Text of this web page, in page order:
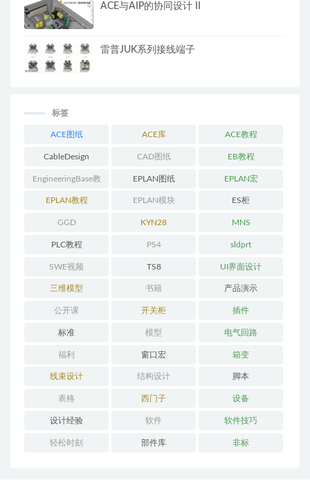
ACE与AIP的协同设计 II
雷普JUK系列接线端子
标签
ACE图纸 ACE库 ACE教程
CableDesign CAD图纸 EB教程
EngineeringBase教
程
EPLAN图纸 EPLAN宏
EPLAN教程 EPLAN模块 ES柜
GGD KYN28 MNS
PLC教程 PS4 sldprt
SWE视频 TS8 UI界面设计
三维模型 书籍 产品演示
公开课 开关柜 插件
标准 模型 电气回路
福利 窗口宏 箱变
线束设计 结构设计 脚本
表格 西门子 设备
设计经验 软件 软件技巧
轻松时刻 部件库 非标